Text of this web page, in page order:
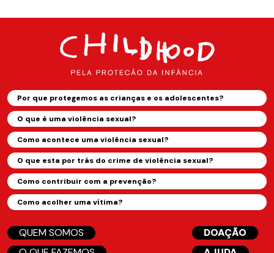
Por que protegemos as crianças e os adolescentes?
O que é uma violência sexual?
Como acontece uma violência sexual?
O que esta por trás do crime de violência sexual?
Como contribuir com a prevenção?
Como acolher uma vítima?
QUEM SOMOS
DOAÇÃO